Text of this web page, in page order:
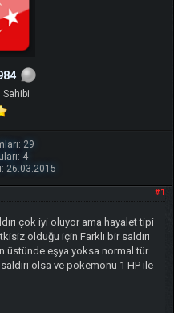
Sahibi
29
4
26.03.2015
#1
çok iyi oluyor ama hayalet tipi
olduğu için Farklı bir saldırı
üstünde eşya yoksa normal tür
olsa ve pokemonu 1 HP ile